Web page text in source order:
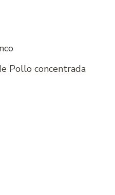
Pollo concentrada